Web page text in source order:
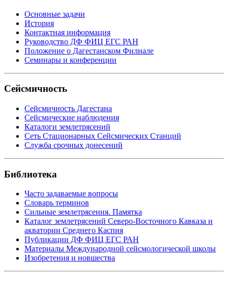
Основные задачи
История
Контактная информация
Руководство ДФ ФИЦ ЕГС РАН
Положение о Дагестанском Филиале
Семинары и конференции
Сейсмичность
Сейсмичность Дагестана
Сейсмические наблюдения
Каталоги землетрясений
Сеть Стационарных Сейсмических Станций
Служба срочных донесений
Библиотека
Часто задаваемые вопросы
Словарь терминов
Сильные землетрясения. Памятка
Каталог землетрясений Северо-Восточного Кавказа и
акватории Среднего Каспия
Публикации ДФ ФИЦ ЕГС РАН
Материалы Международной сейсмологической школы
Изобретения и новшества